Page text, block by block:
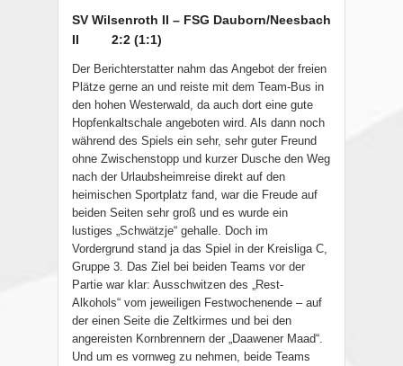
SV Wilsenroth II – FSG Dauborn/Neesbach
II
2:2 (1:1)
Der Berichterstatter nahm das Angebot der freien
Plätze gerne an und reiste mit dem Team-Bus in
den hohen Westerwald, da auch dort eine gute
Hopfenkaltschale angeboten wird. Als dann noch
während des Spiels ein sehr, sehr guter Freund
ohne Zwischenstopp und kurzer Dusche den Weg
nach der Urlaubsheimreise direkt auf den
heimischen Sportplatz fand, war die Freude auf
beiden Seiten sehr groß und es wurde ein
lustiges „Schwätzje“ gehalle. Doch im
Vordergrund stand ja das Spiel in der Kreisliga C,
Gruppe 3. Das Ziel bei beiden Teams vor der
Partie war klar: Ausschwitzen des „Rest-
Alkohols“ vom jeweiligen Festwochenende – auf
der einen Seite die Zeltkirmes und bei den
angereisten Kornbrennern der „Daawener Maad“.
Und um es vornweg zu nehmen, beide Teams